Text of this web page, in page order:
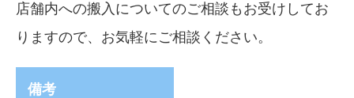
店舗内への搬入についてのご相談もお受けしてお
りますので、お気軽にご相談ください。
備考